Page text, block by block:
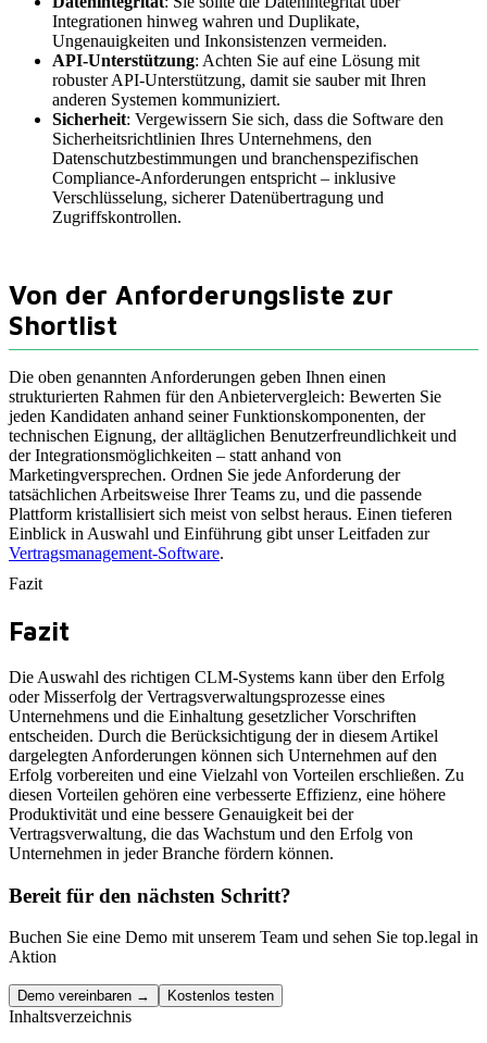
Integrationen hinweg wahren und Duplikate,
Ungenauigkeiten und Inkonsistenzen vermeiden.
API-Unterstützung: Achten Sie auf eine Lösung mit
robuster API-Unterstützung, damit sie sauber mit Ihren
anderen Systemen kommuniziert.
Sicherheit: Vergewissern Sie sich, dass die Software den
Sicherheitsrichtlinien Ihres Unternehmens, den
Datenschutzbestimmungen und branchenspezifischen
Compliance-Anforderungen entspricht – inklusive
Verschlüsselung, sicherer Datenübertragung und
Zugriffskontrollen.
Von der Anforderungsliste zur
Shortlist
Die oben genannten Anforderungen geben Ihnen einen
strukturierten Rahmen für den Anbietervergleich: Bewerten Sie
jeden Kandidaten anhand seiner Funktionskomponenten, der
technischen Eignung, der alltäglichen Benutzerfreundlichkeit und
der Integrationsmöglichkeiten – statt anhand von
Marketingversprechen. Ordnen Sie jede Anforderung der
tatsächlichen Arbeitsweise Ihrer Teams zu, und die passende
Plattform kristallisiert sich meist von selbst heraus. Einen tieferen
Einblick in Auswahl und Einführung gibt unser Leitfaden zur
Vertragsmanagement-Software.
Fazit
Fazit
Die Auswahl des richtigen CLM-Systems kann über den Erfolg
oder Misserfolg der Vertragsverwaltungsprozesse eines
Unternehmens und die Einhaltung gesetzlicher Vorschriften
entscheiden. Durch die Berücksichtigung der in diesem Artikel
dargelegten Anforderungen können sich Unternehmen auf den
Erfolg vorbereiten und eine Vielzahl von Vorteilen erschließen. Zu
diesen Vorteilen gehören eine verbesserte Effizienz, eine höhere
Produktivität und eine bessere Genauigkeit bei der
Vertragsverwaltung, die das Wachstum und den Erfolg von
Unternehmen in jeder Branche fördern können.
Bereit für den nächsten Schritt?
Buchen Sie eine Demo mit unserem Team und sehen Sie top.legal in
Aktion
Demo vereinbaren → Kostenlos testen
Inhaltsverzeichnis